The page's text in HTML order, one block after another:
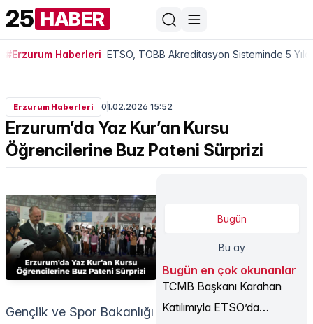
25 HABER
#Erzurum Haberleri ETSO, TOBB Akreditasyon Sisteminde 5
Erzurum Haberleri 01.02.2026 15:52
Erzurum’da Yaz Kur’an Kursu
Öğrencilerine Buz Pateni Sürprizi
Gençlik ve Spor Bakanlığı
Bugün
Bu ay
Bugün en çok okunanlar
TCMB Başkanı Karahan
Katılımıyla ETSO’da